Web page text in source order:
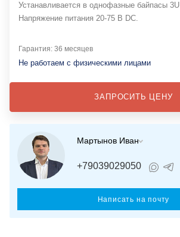
Устанавливается в однофазные байпасы 3U
Напряжение питания 20-75 В DC.
Гарантия: 36 месяцев
Не работаем с физическими лицами
ЗАПРОСИТЬ ЦЕНУ
Мартынов Иван
+79039029050
Написать на почту